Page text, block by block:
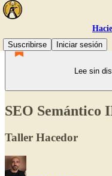
Suscribirse
Iniciar sesión
Lee sin
SEO Semántico
Taller Hacedor